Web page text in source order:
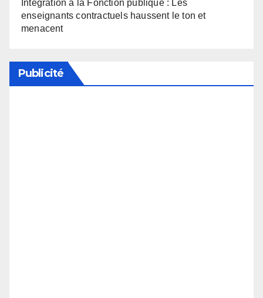
Intégration à la Fonction publique : Les
enseignants contractuels haussent le ton et
menacent
Publicité